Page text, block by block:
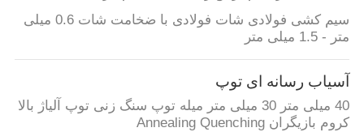
سیم کشی فولادی شات فولادی با ضخامت شات 0.6 میلی
متر - 1.5 میلی متر
آسیاب رسانه ای توپ
40 میلی متر 30 میلی متر میله توپ سنگ زنی توپ آلیاژ بالا
کروم بازیگران Annealing Quenching